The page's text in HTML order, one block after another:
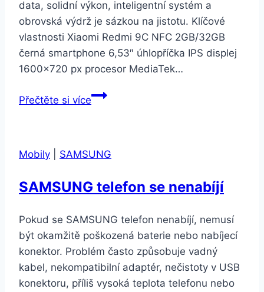
data, solidní výkon, inteligentní systém a
obrovská výdrž je sázkou na jistotu. Klíčové
vlastnosti Xiaomi Redmi 9C NFC 2GB/32GB
černá smartphone 6,53″ úhlopříčka IPS displej
1600×720 px procesor MediaTek…
Přečtěte si víceXiaomi
2GB/32GB
Mobily SAMSUNG
SAMSUNG telefon se nenabíjí
Pokud se SAMSUNG telefon nenabíjí, nemusí
být okamžitě poškozená baterie nebo nabíjecí
konektor. Problém často způsobuje vadný
kabel, nekompatibilní adaptér, nečistoty v USB
konektoru, příliš vysoká teplota telefonu nebo